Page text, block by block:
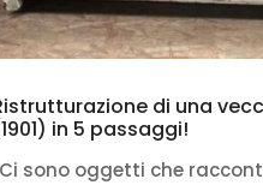
di una
in 5 passaggi!
sono oggetti che